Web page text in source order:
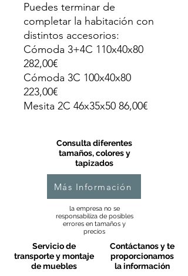
Puedes terminar de
completar la habitación con
distintos accesorios:
Cómoda 3+4C 110x40x80
282,00€
Cómoda 3C 100x40x80
223,00€
Mesita 2C 46x35x50 86,00€
Consulta diferentes
tamaños, colores y
tapizados
Más Información
la empresa no se
responsabiliza de posibles
errores en tamaños y
precios
Servicio de
transporte y montaje
de muebles
Contáctanos y te
proporcionamos
la información